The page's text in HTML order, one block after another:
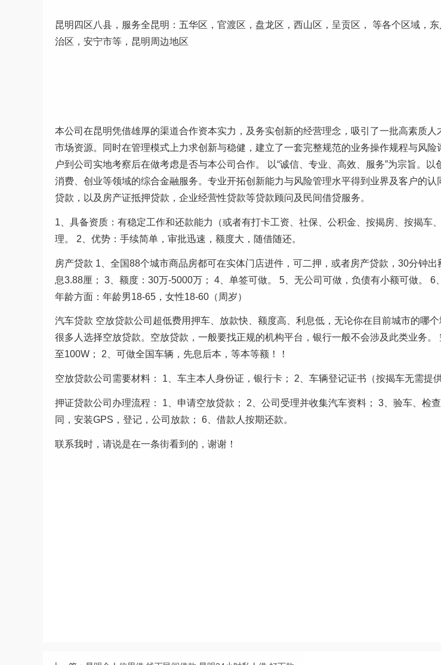
昆明四区八县，服务全昆明：五华区，官渡区，盘龙区，西山区，呈贡区， 等各个区域，
治区，安宁市等，昆明周边地区
本公司在昆明凭借雄厚的渠道合作资本实力，及务实创新的经营理念，吸引了一批高素质
市场资源。同时在管理模式上力求创新与稳健，建立了一套完整规范的业务操作规程与风
户到公司实地考察后在做考虑是否与本公司合作。 以“诚信、专业、高效、服务”为宗旨。
消费、创业等领域的综合金融服务。专业开拓创新能力与风险管理水平得到业界及客户的
贷款，以及房产证抵押贷款，企业经营性贷款等贷款顾问及民间借贷服务。
1、具备资质：有稳定工作和还款能力（或者有打卡工资、社保、公积金、按揭房、按揭
理。 2、优势：手续简单，审批迅速，额度大，随借随还。
房产贷款 1、全国88个城市商品房都可在实体门店进件，可二押，或者房产贷款，30分钟
息3.88厘； 3、额度：30万-5000万； 4、单签可做。 5、无公司可做，负债有小额可做。
年龄方面：年龄男18-65，女性18-60（周岁）
汽车贷款 空放贷款公司超低费用押车、放款快、额度高、利息低，无论你在目前城市的哪
很多人选择空放贷款。空放贷款，一般要找正规的机构平台，银行一般不会涉及此类业务
至100W； 2、可做全国车辆，先息后本，等本等额！！
空放贷款公司需要材料： 1、车主本人身份证，银行卡； 2、车辆登记证书（按揭车无需提
押证贷款公司办理流程： 1、申请空放贷款； 2、公司受理并收集汽车资料； 3、验车、检
同，安装GPS，登记，公司放款； 6、借款人按期还款。
联系我时，请说是在一条街看到的，谢谢！